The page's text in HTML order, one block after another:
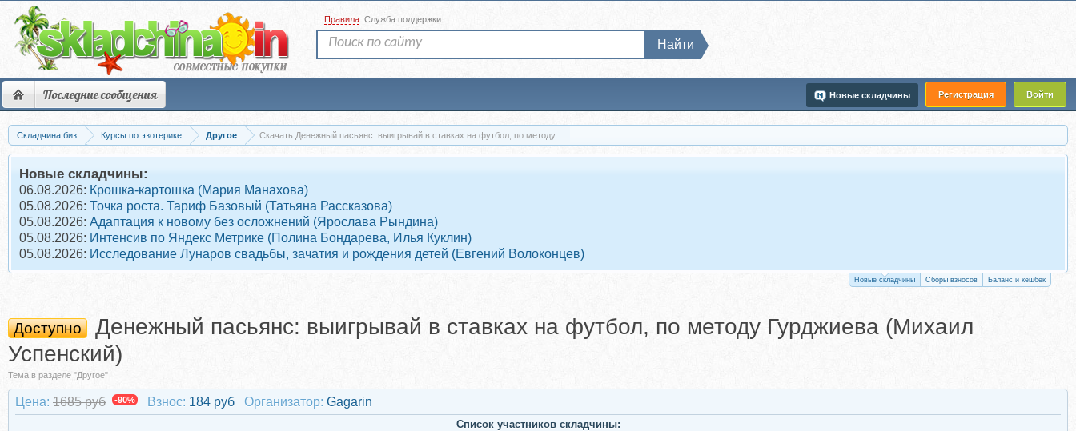
Последние сообщения Регистрация Войти
Новые складчины
Правила Служба поддержки
Найти
Складчина биз Курсы по эзотерике Другое Скачать Денежный пасьянс: выигрывай в ставках на футбол, по методу...
Новые складчины:
06.08.2026: Крошка-картошка (Мария Манахова)
05.08.2026: Точка роста. Тариф Базовый (Татьяна Рассказова)
05.08.2026: Адаптация к новому без осложнений (Ярослава Рындина)
05.08.2026: Интенсив по Яндекс Метрике (Полина Бондарева, Илья Куклин)
05.08.2026: Исследование Лунаров свадьбы, зачатия и рождения детей (Евгений Волоконцев)
Новые складчины Сборы взносов Баланс и кешбек
Доступно
Денежный пасьянс: выигрывай в ставках на футбол, по методу Гурджиева (Михаил
Успенский)
Тема в разделе "Другое"
Цена: 1685 руб -90% Взнос: 184 руб Организатор: Gagarin
Список участников складчины: